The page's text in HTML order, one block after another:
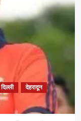
दिल्ली
देहरादून